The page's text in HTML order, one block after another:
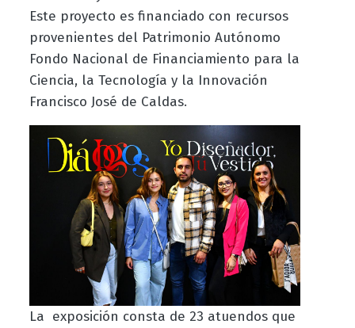
Este proyecto es financiado con recursos
provenientes del Patrimonio Autónomo
Fondo Nacional de Financiamiento para la
Ciencia, la Tecnología y la Innovación
Francisco José de Caldas.
La exposición consta de 23 atuendos que